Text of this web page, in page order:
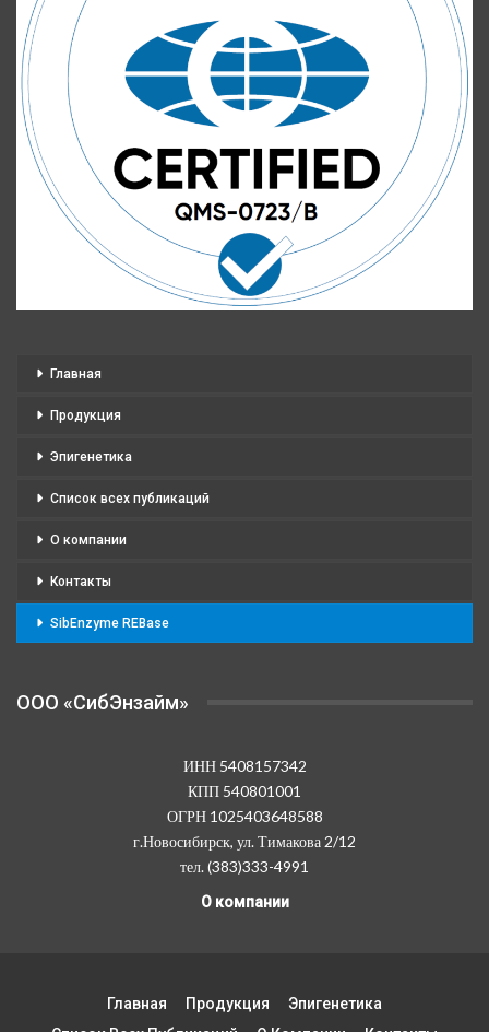
Главная
Продукция
Эпигенетика
Список всех публикаций
О компании
Контакты
SibEnzyme REBase
OOO «СибЭнзайм»
ИНН 5408157342
КПП 540801001
ОГРН 1025403648588
г.Новосибирск, ул. Тимакова 2/12
тел. (383)333-4991
О компании
Главная Продукция
Эпигенетика